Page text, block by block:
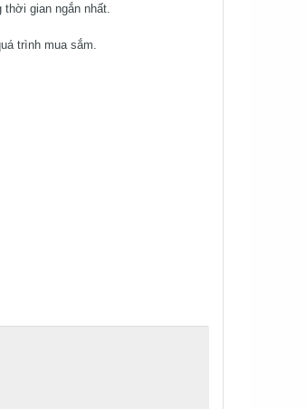
thời gian ngắn nhất.
trình mua sắm.